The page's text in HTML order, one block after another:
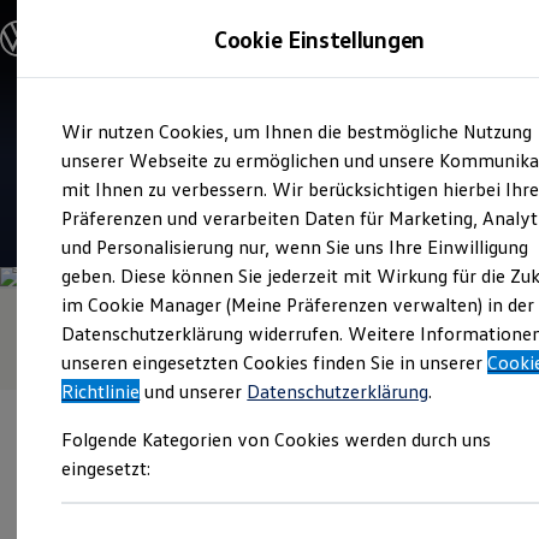
Hauptinhalt
springen
Footer
springen
Modelle und Konfigurator
Modelle vergleichen
Elektroautos
ENERGY Sondermodelle
Nutzfahrzeuge
SUV und CUV
Familienautos
Kombis
Kompaktwagen
Sportwagen
Schnell verfügbare Fahrzeuge
Angebote und Produkte
Aktuelle Angebote
E-Auto-Förderung
Volkswagen Marktplatz
Junge Gebrauchtwagen und Gebrauchtwagen
Volkswagen Zertifizierte Gebrauchtwagen
Zubehör- und Serviceangebote
Service
Autohaus Schlotter
4.7| 72 Bewertungen
Cookie Einstellungen
Wir nutzen Cookies, um Ihnen die bestmögliche Nutzung
unserer Webseite zu ermöglichen und unsere
mit Ihnen zu verbessern. Wir berücksichtigen hierbei Ihre
Präferenzen und verarbeiten Daten für Marketing,
und Personalisierung nur, wenn Sie uns Ihre Einwilligung
geben. Diese können Sie jederzeit mit Wirkung für die
im Cookie Manager (Meine Präferenzen verwalten) in der
Datenschutzerklärung widerrufen. Weitere
unseren eingesetzten Cookies finden Sie in unserer
Richtlinie und unserer Datenschutzerklärung.
Folgende Kategorien von Cookies werden durch uns
eingesetzt: